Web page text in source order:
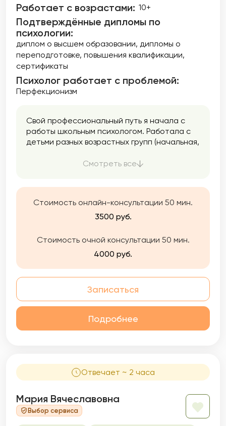
Работает с возрастами: 10+
Подтверждённые дипломы по
психологии:
диплом о высшем образовании дипломы о
переподготовке повышения квалификации
сертификаты
Психолог работает с проблемой:
Перфекционизм
Свой профессиональный путь я начала с
работы школьным психологом. Работала с
детьми разных возрастных групп (начальная,
индивидуальную и групповую диагностику.
Смотреть все
Стоимость онлайн-консультации 50 мин.
3500 руб.
Стоимость очной консультации 50 мин.
4000 руб.
Записаться
Подробнее
Отвечает ~ 2 часа
Мария Вячеславовна
Выбор сервиса